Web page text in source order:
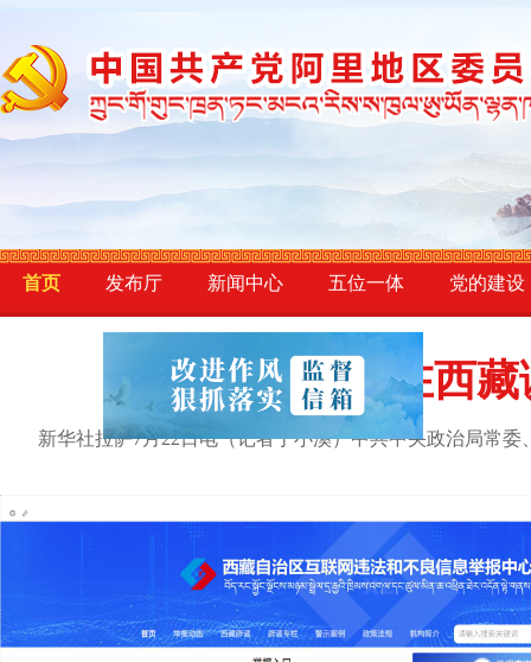
首页 发布厅 新闻中心 五位一体 党的建设
王沪宁在西